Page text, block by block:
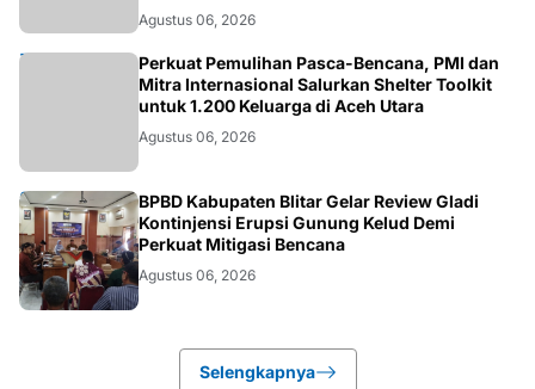
Agustus 06, 2026
ACEH
Perkuat Pemulihan Pasca-Bencana, PMI dan
Mitra Internasional Salurkan Shelter Toolkit
untuk 1.200 Keluarga di Aceh Utara
Agustus 06, 2026
BLITAR
BPBD Kabupaten Blitar Gelar Review Gladi
Kontinjensi Erupsi Gunung Kelud Demi
Perkuat Mitigasi Bencana
Agustus 06, 2026
Selengkapnya